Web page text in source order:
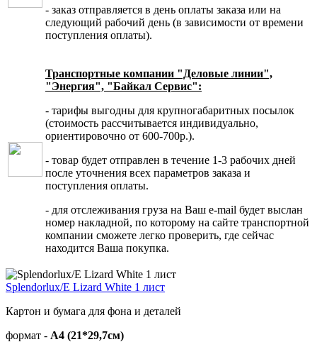
- заказ отправляется в день оплаты заказа или на
следующий рабочий день (в зависимости от времени
поступления оплаты).
Транспортные компании "Деловые линии",
"Энергия", "Байкал Сервис":
- тарифы выгодны для крупногабаритных посылок
(стоимость рассчитывается индивидуально,
ориентировочно от 600-700р.).
- товар будет отправлен в течение 1-3 рабочих дней
после уточнения всех параметров заказа и
поступления оплаты.
- для отслеживания груза на Ваш e-mail будет выслан
номер накладной, по которому на сайте транспортной
компании сможете легко проверить, где сейчас
находится Ваша покупка.
Splendorlux/E Lizard White 1 лист
Картон и бумага для фона и деталей
формат - А4 (21*29,7см)